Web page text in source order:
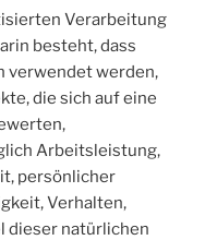
Verarbeitung
besteht, dass
verwendet werden,
die sich auf eine
Arbeitsleistung,
persönlicher
Verhalten,
dieser natürlichen